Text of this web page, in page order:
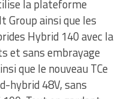
la plateforme
Group ainsi que les
Hybrid 140 avec la
et sans embrayage
que le nouveau TCe
hybrid 48V, sans